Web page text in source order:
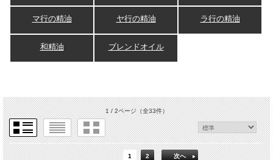
マ行の精油 ヤ行の精油 ラ行の精油
和精油 ブレンドオイル
1 / 2ページ（全33件）
1 2 次へ